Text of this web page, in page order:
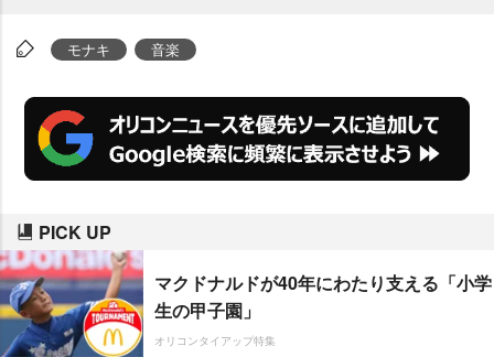
モナキ 音楽
PICK UP
マクドナルドが40年にわたり支える「小学
生の甲子園」
オリコンタイアップ特集